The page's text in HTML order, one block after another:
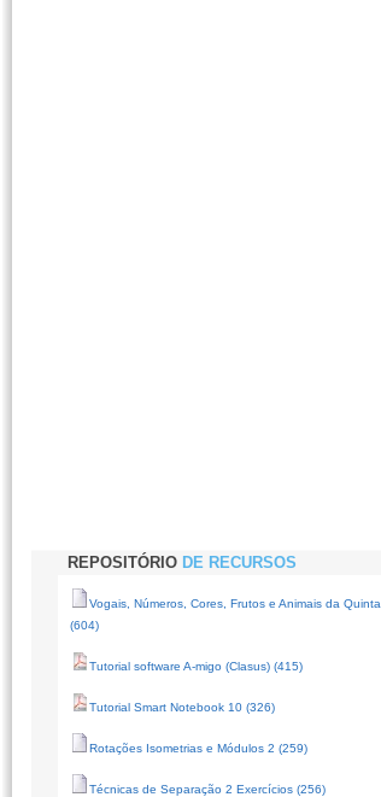
REPOSITÓRIO DE RECURSOS
Vogais, Números, Cores, Frutos e Animais da Quinta
(604)
Tutorial software A-migo (Clasus) (415)
Tutorial Smart Notebook 10 (326)
Rotações Isometrias e Módulos 2 (259)
Técnicas de Separação 2 Exercícios (256)